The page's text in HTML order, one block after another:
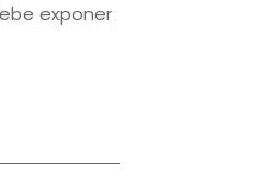
exponer